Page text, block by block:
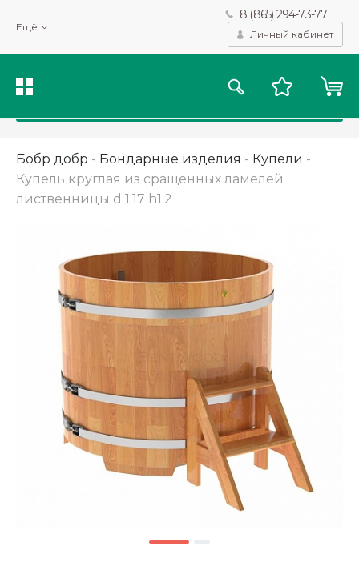
Ещё
8 (865) 294-73-77
Личный кабинет
Бобр добр - Бондарные изделия - Купели -
Купель круглая из сращенных ламелей
лиственницы d 1.17 h1.2
Мы используем файлы cookie и другие подобные технологии
для получения данных с целью сбора статистики, повышения
качества рекомендаций и предоставления вам возможности
персонализированного просмотра.Подробнее